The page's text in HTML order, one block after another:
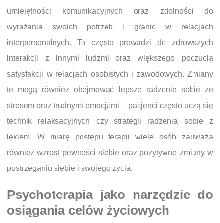
umiejętności komunikacyjnych oraz zdolności do
wyrażania swoich potrzeb i granic w relacjach
interpersonalnych. To często prowadzi do zdrowszych
interakcji z innymi ludźmi oraz większego poczucia
satysfakcji w relacjach osobistych i zawodowych. Zmiany
te mogą również obejmować lepsze radzenie sobie ze
stresem oraz trudnymi emocjami – pacjenci często uczą się
technik relaksacyjnych czy strategii radzenia sobie z
lękiem. W miarę postępu terapii wiele osób zauważa
również wzrost pewności siebie oraz pozytywne zmiany w
postrzeganiu siebie i swojego życia.
Psychoterapia jako narzędzie do
osiągania celów życiowych